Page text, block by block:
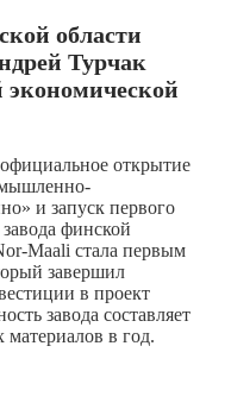
области
Турчак
экономической
официальное открытие
и запуск первого
финской
Maali стала первым
завершил
в проект
завода составляет
в год.